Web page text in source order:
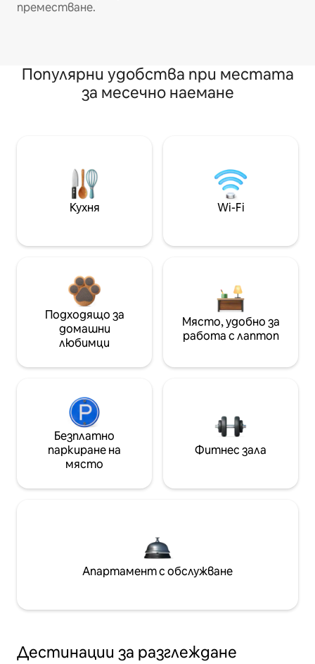
преместване.
Популярни удобства при местата
за месечно наемане
Кухня Wi-Fi
Подходящо за
домашни
любимци
Място, удобно за
работа с лаптоп
Безплатно
паркиране на
място
Фитнес зала
Апартамент с обслужване
Дестинации за разглеждане